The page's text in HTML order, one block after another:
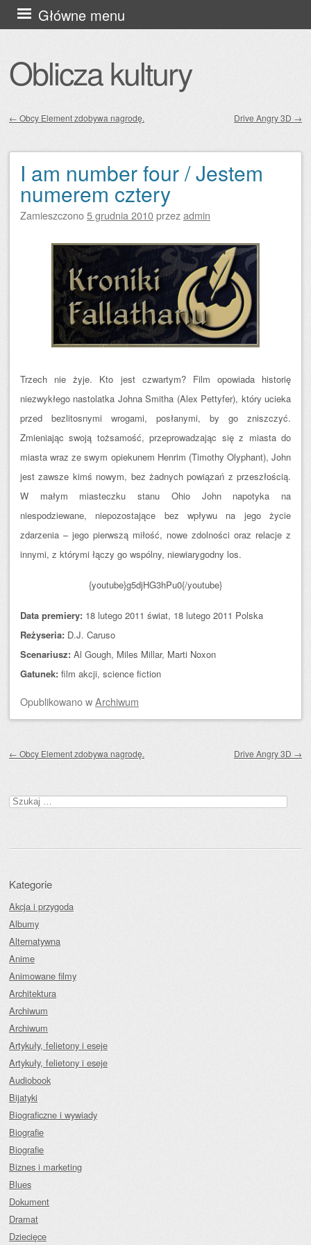
Oblicza kultury
Główne menu
Przejdź
do
← Obcy Element zdobywa nagrodę. Drive Angry 3D →
I am number four / Jestem
numerem cztery
Zamieszczono5 grudnia 2010przezadmin
Trzech nie żyje. Kto jest czwartym? Film opowiada historię
niezwykłego nastolatka Johna Smitha (Alex Pettyfer), który ucieka
przed bezlitosnymi wrogami, posłanymi, by go zniszczyć.
Zmieniając swoją tożsamość, przeprowadzając się z miasta do
miasta wraz ze swym opiekunem Henrim (Timothy Olyphant), John
jest zawsze kimś nowym, bez żadnych powiązań z przeszłością.
W małym miasteczku stanu Ohio John napotyka na
niespodziewane, niepozostające bez wpływu na jego życie
zdarzenia – jego pierwszą miłość, nowe zdolności oraz relacje z
innymi, z którymi łączy go wspólny, niewiarygodny los.
{youtube}g5djHG3hPu0{/youtube}
Data premiery: 18 lutego 2011 świat, 18 lutego 2011 Polska
Reżyseria: D.J. Caruso
Scenariusz: Al Gough, Miles Millar, Marti Noxon
Gatunek: film akcji, science fiction
OpublikowanowArchiwum
← Obcy Element zdobywa nagrodę. Drive Angry 3D →
Szukaj:
Kategorie
Akcja i przygoda
Albumy
Alternatywna
Anime
Animowane filmy
Architektura
Archiwum
Archiwum
Artykuły, felietony i eseje
Artykuły, felietony i eseje
Audiobook
Bijatyki
Biograficzne i wywiady
Biografie
Biografie
Biznes i marketing
Blues
Dokument
Dramat
Dziecięce